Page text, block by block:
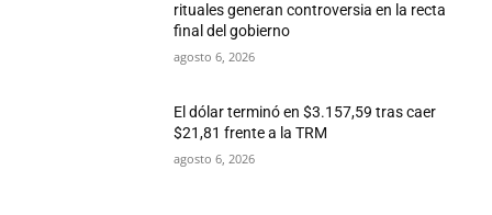
rituales generan controversia en la recta
final del gobierno
agosto 6, 2026
El dólar terminó en $3.157,59 tras caer
$21,81 frente a la TRM
agosto 6, 2026